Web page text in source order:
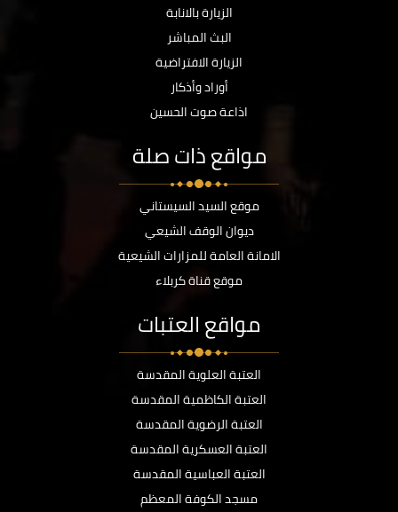
الزيارة بالانابة
البث المباشر
الزيارة الافتراضية
أوراد وأذكار
اذاعة صوت الحسين
مواقع ذات صلة
موقع السيد السيستاني
ديوان الوقف الشيعي
الامانة العامة للمزارات الشيعية
موقع قناة كربلاء
مواقع العتبات
العتبة العلوية المقدسة
العتبة الكاظمية المقدسة
العتبة الرضوية المقدسة
العتبة العسكرية المقدسة
العتبة العباسية المقدسة
مسجد الكوفة المعظم